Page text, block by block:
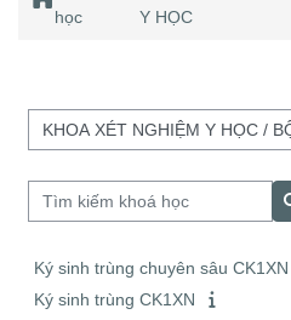
học
Y HỌC
Danh mục khoá học
Ký sinh trùng chuyên sâu CK1XN
Ký sinh trùng CK1XN